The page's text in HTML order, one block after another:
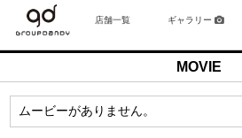
店舗一覧 ギャラリー
MOVIE
ムービーがありません。